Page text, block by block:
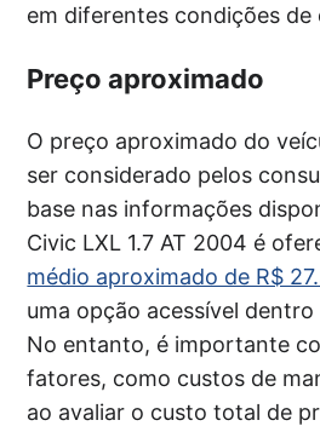
em diferentes condições de
Preço aproximado
O preço aproximado do
ser considerado pelos
base nas informações
Civic LXL 1.7 AT 2004 é
médio aproximado de R$
uma opção acessível
No entanto, é importante
fatores, como custos de
ao avaliar o custo total de